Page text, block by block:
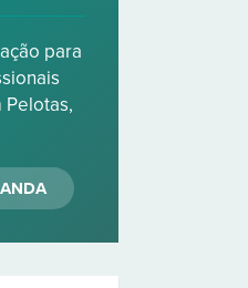
para
Pelotas,